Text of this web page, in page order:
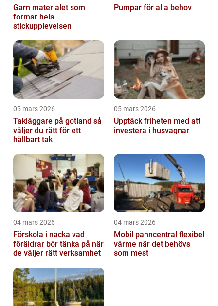
Garn materialet som
formar hela
stickupplevelsen
Pumpar för alla behov
05 mars 2026
Takläggare på gotland så
väljer du rätt för ett
hållbart tak
05 mars 2026
Upptäck friheten med att
investera i husvagnar
04 mars 2026
Förskola i nacka vad
föräldrar bör tänka på när
de väljer rätt verksamhet
04 mars 2026
Mobil panncentral flexibel
värme när det behövs
som mest